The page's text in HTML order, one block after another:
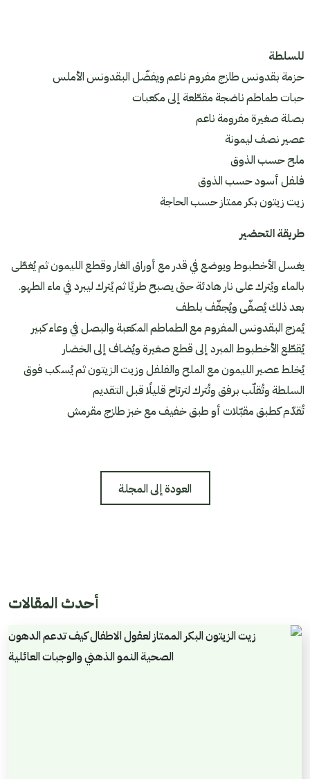
للسلطة
حزمة بقدونس طازج مفروم ناعم ويفضّل البقدونس الأملس
حبات طماطم ناضجة مقطّعة إلى مكعبات
بصلة صغيرة مفرومة ناعم
عصير نصف ليمونة
ملح حسب الذوق
فلفل أسود حسب الذوق
زيت زيتون بكر ممتاز حسب الحاجة
طريقة التحضير
يغسل الأخطبوط ويوضع في قدر مع أوراق الغار وقطع الليمون ثم يُغطّى
بالماء ويُترك على نار هادئة حتى يصبح طريًا ثم يُترك ليبرد في ماء الطهو.
بعد ذلك يُصفّى ويُجفّف بلطف
يُمزج البقدونس المفروم مع الطماطم المكعبة والبصل في وعاء كبير
يُقطّع الأخطبوط المبرد إلى قطع صغيرة ويُضاف إلى الخضار
يُخلط عصير الليمون مع الملح والفلفل وزيت الزيتون ثم يُسكب فوق
السلطة وتُقلّب برفق وتُترك لترتاح قليلًا قبل التقديم
تُقدّم كطبق مقبّلات أو طبق خفيف مع خبز طازج مقرمش
العودة إلى المجلة
أحدث المقالات